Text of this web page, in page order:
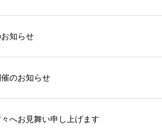
知らせ
のお知らせ
へお見舞い申し上げます